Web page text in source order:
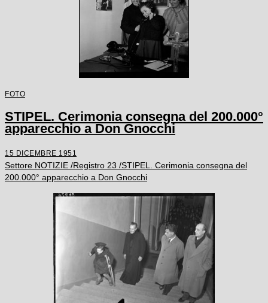
FOTO
STIPEL. Cerimonia consegna del 200.000°
apparecchio a Don Gnocchi
15 DICEMBRE 1951
Settore NOTIZIE /Registro 23 /STIPEL. Cerimonia consegna del
200.000° apparecchio a Don Gnocchi